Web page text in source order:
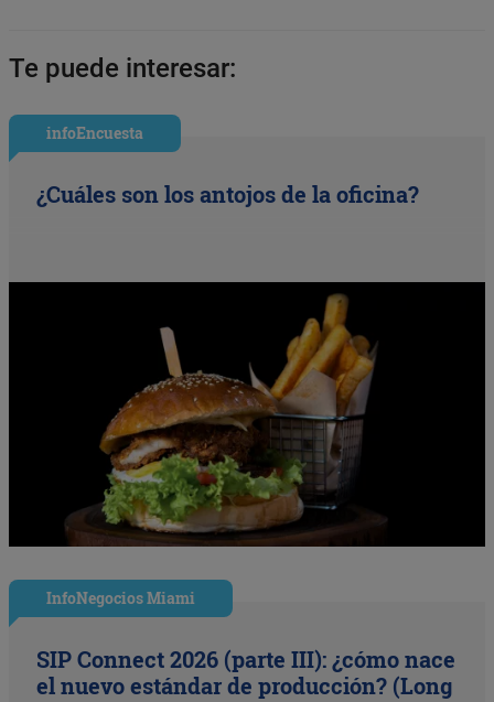
Te puede interesar:
infoEncuesta
¿Cuáles son los antojos de la oficina?
InfoNegocios Miami
SIP Connect 2026 (parte III): ¿cómo nace
el nuevo estándar de producción? (Long